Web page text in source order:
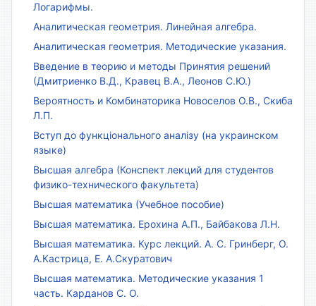
Логарифмы.
Аналитическая геометрия. Линейная алгебра.
Аналитическая геометрия. Методические указания.
Введение в теорию и методы Принятия решений
(Дмитриенко В.Д., Кравец В.А., Леонов С.Ю.)
Вероятность и Комбинаторика Новоселов О.В., Скиба
Л.П.
Вступ до функціонального аналізу (на украинском
языке)
Высшая алгебра (Конспект лекций для студентов
физико-технического факультета)
Высшая математика (Учебное пособие)
Высшая математика. Ерохина А.П., Байбакова Л.Н.
Высшая математика. Курс лекций. А. С. Гринберг, О.
А.Кастрица, Е. А.Скуратович
Высшая математика. Методические указания 1
часть. Карданов С. О.